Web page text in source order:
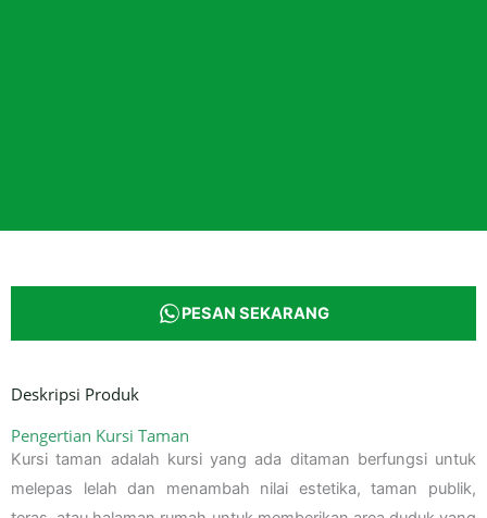
PESAN SEKARANG
Deskripsi Produk
Pengertian Kursi Taman
Kursi taman adalah kursi yang ada ditaman berfungsi untuk
melepas lelah dan menambah nilai estetika, taman publik,